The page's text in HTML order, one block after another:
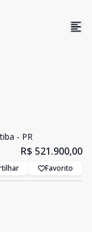
- PR
R$ 521.900,00
Favorito